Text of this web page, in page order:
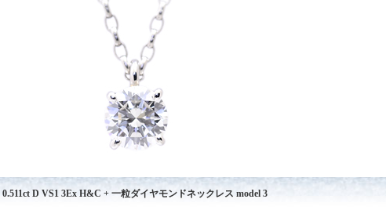
0.511ct D VS1 3Ex H&C + 一粒ダイヤモンドネックレス model 3